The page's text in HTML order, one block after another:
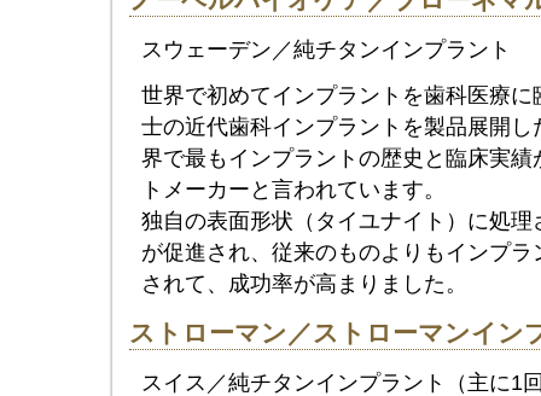
スウェーデン／純チタンインプラント
世界で初めてインプラントを歯科医療
士の近代歯科インプラントを製品展開
界で最もインプラントの歴史と臨床実
トメーカーと言われています。
独自の表面形状（タイユナイト）に処
が促進され、従来のものよりもインプ
されて、成功率が高まりました。
ストローマン／ストローマンイン
スイス／純チタンインプラント（主に1